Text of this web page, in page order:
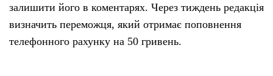
залишити його в коментарях. Через тиждень редакція
визначить переможця, який отримає поповнення
телефонного рахунку на 50 гривень.